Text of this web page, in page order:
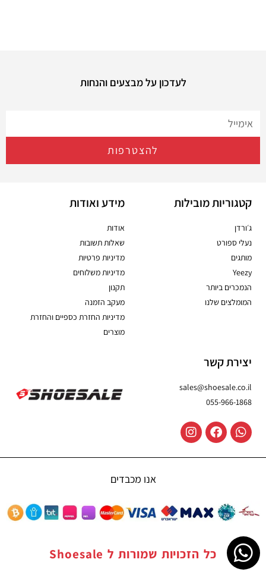
לעדכון על מבצעים והנחות
להצטרפות
קטגוריות מובילות
ג׳ורדן
נעלי ספורט
מותגים
Yeezy
הנמכרים ביותר
המומלצים שלנו
מידע ואודות
אודות
שאלות תשובות
מדיניות פרטיות
מדיניות משלוחים
תקנון
מעקב הזמנה
מדיניות החזרת כספיים והחזרת
מוצרים
יצירת קשר
sales@shoesale.co.il
055-966-1868
אנו מכבדים
כל הזכויות שמורות ל Shoesale